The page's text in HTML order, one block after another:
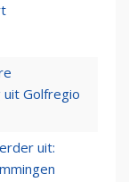
uit Golfregio
uit: